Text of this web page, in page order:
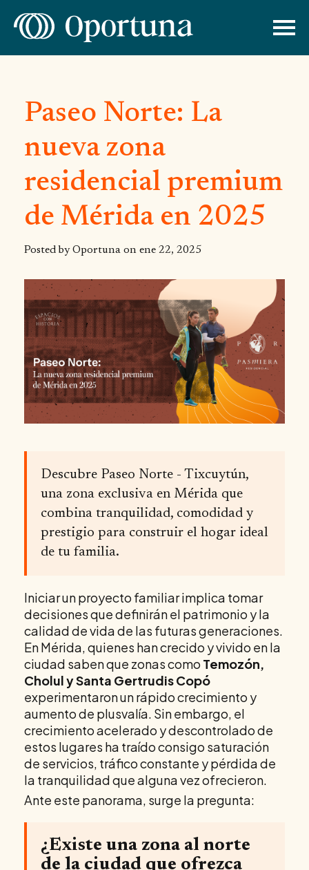
Paseo Norte: La
nueva zona
residencial premium
de Mérida en 2025
Posted by Oportuna on ene 22, 2025
Descubre Paseo Norte - Tixcuytún,
una zona exclusiva en Mérida que
combina tranquilidad, comodidad y
prestigio para construir el hogar ideal
de tu familia.
Iniciar un proyecto familiar implica tomar
decisiones que definirán el patrimonio y la
calidad de vida de las futuras generaciones.
En Mérida, quienes han crecido y vivido en la
ciudad saben que zonas como Temozón,
Cholul y Santa Gertrudis Copó
experimentaron un rápido crecimiento y
aumento de plusvalía. Sin embargo, el
crecimiento acelerado y descontrolado de
estos lugares ha traído consigo saturación
de servicios, tráfico constante y pérdida de
la tranquilidad que alguna vez ofrecieron.
Ante este panorama, surge la pregunta:
¿Existe una zona al norte
de la ciudad que ofrezca